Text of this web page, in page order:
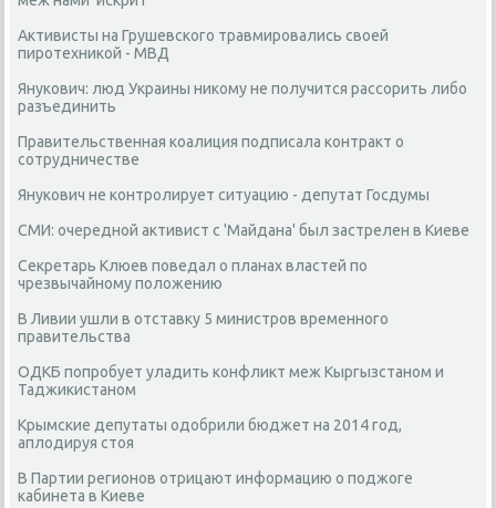
Активисты на Грушевского травмировались своей
пиротехникой - МВД
Янукович: люд Украины никому не получится рассорить либо
разъединить
Правительственная коалиция подписала контракт о
сотрудничестве
Янукович не контролирует ситуацию - депутат Госдумы
СМИ: очередной активист с 'Майдана' был застрелен в Киеве
Секретарь Клюев поведал о планах властей по
чрезвычайному положению
В Ливии ушли в отставку 5 министров временного
правительства
ОДКБ попробует уладить конфликт меж Кыргызстаном и
Таджикистаном
Крымские депутаты одобрили бюджет на 2014 год,
аплодируя стоя
В Партии регионов отрицают информацию о поджоге
кабинета в Киеве